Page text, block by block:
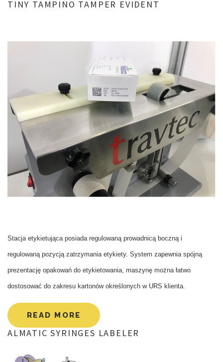
TINY TAMPINO TAMPER EVIDENT
Stacja etykietująca posiada regulowaną prowadnicą boczną i
regulowaną pozycją zatrzymania etykiety. System zapewnia spójną
prezentację opakowań do etykietowania, maszynę można łatwo
dostosować do zakresu kartonów określonych w URS klienta.
READ MORE
ALMATIC SYRINGES LABELER